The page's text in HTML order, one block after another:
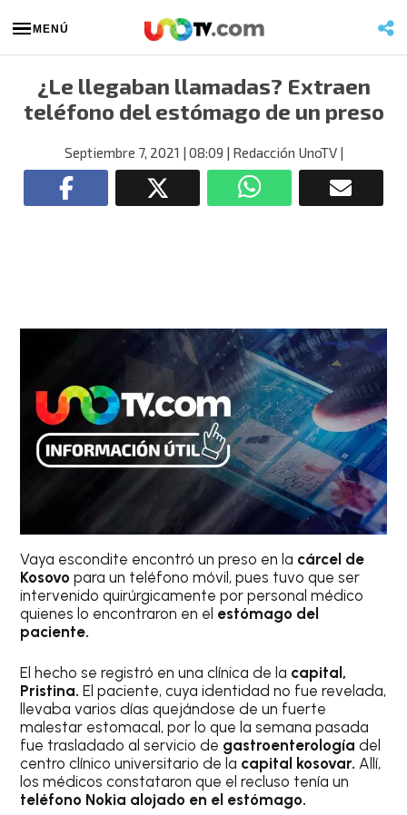
MENÚ
¿Le llegaban llamadas? Extraen
teléfono del estómago de un preso
Septiembre 7, 2021 | 08:09 | Redacción UnoTV|
Vaya escondite encontró un preso en la cárcel de
Kosovo para un teléfono móvil, pues tuvo que ser
intervenido quirúrgicamente por personal médico
quienes lo encontraron en el estómago del
paciente.
El hecho se registró en una clínica de la capital,
Pristina.El paciente, cuya identidad no fue revelada,
llevaba varios días quejándose de un fuerte
malestar estomacal, por lo que la semana pasada
fue trasladado al servicio de gastroenterología del
centro clínico universitario de la capital kosovar. Allí,
los médicos constataron que el recluso tenía un
teléfono Nokia alojado en el estómago.